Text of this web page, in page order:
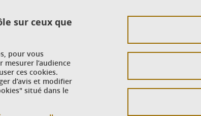
sur ceux que
pour vous
l’audience
ces cookies.
d’avis et modifier
situé dans le